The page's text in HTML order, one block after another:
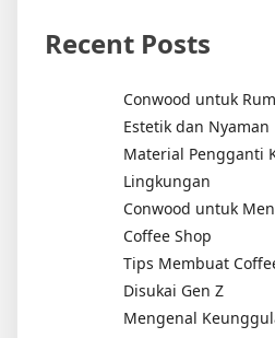
Recent Posts
Conwood untuk
Estetik dan Nyaman
Material Pengganti
Lingkungan
Conwood untuk
Coffee Shop
Tips Membuat
Disukai Gen Z
Mengenal